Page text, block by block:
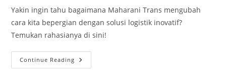
Yakin ingin tahu bagaimana Maharani Trans mengubah
cara kita bepergian dengan solusi logistik inovatif?
Temukan rahasianya di sini!
Continue Reading Maharani
Trans